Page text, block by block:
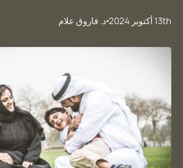
13th أكتوبر 2024 د. فاروق علام